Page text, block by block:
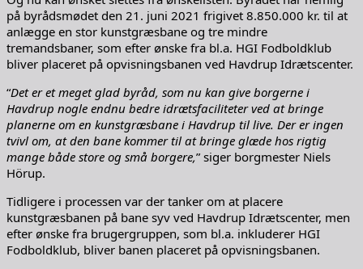
på byrådsmødet den 21. juni 2021 frigivet 8.850.000 kr. til at
anlægge en stor kunstgræsbane og tre mindre
tremandsbaner, som efter ønske fra bl.a. HGI Fodboldklub
bliver placeret på opvisningsbanen ved Havdrup Idrætscenter.
“Det er et meget glad byråd, som nu kan give borgerne i
Havdrup nogle endnu bedre idrætsfaciliteter ved at bringe
planerne om en kunstgræsbane i Havdrup til live. Der er ingen
tvivl om, at den bane kommer til at bringe glæde hos rigtig
mange både store og små borgere,” siger borgmester Niels
Hörup.
Tidligere i processen var der tanker om at placere
kunstgræsbanen på bane syv ved Havdrup Idrætscenter, men
efter ønske fra brugergruppen, som bl.a. inkluderer HGI
Fodboldklub, bliver banen placeret på opvisningsbanen.